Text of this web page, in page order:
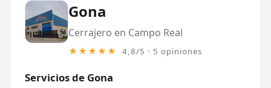
Gona
Cerrajero en Campo Real
★★★★★ 4,8/5 · 5 opiniones
Servicios de Gona